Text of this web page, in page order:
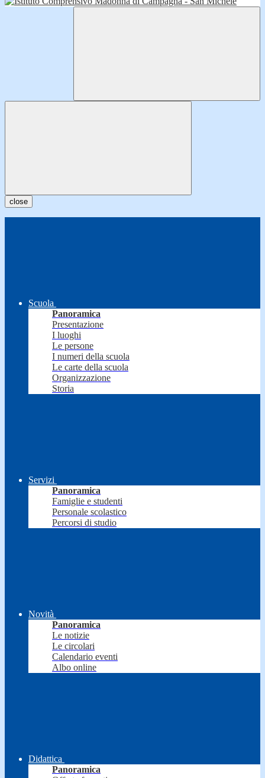
close
Scuola
Panoramica
Presentazione
I luoghi
Le persone
I numeri della scuola
Le carte della scuola
Organizzazione
Storia
Servizi
Panoramica
Famiglie e studenti
Personale scolastico
Percorsi di studio
Novità
Panoramica
Le notizie
Le circolari
Calendario eventi
Albo online
Didattica
Panoramica